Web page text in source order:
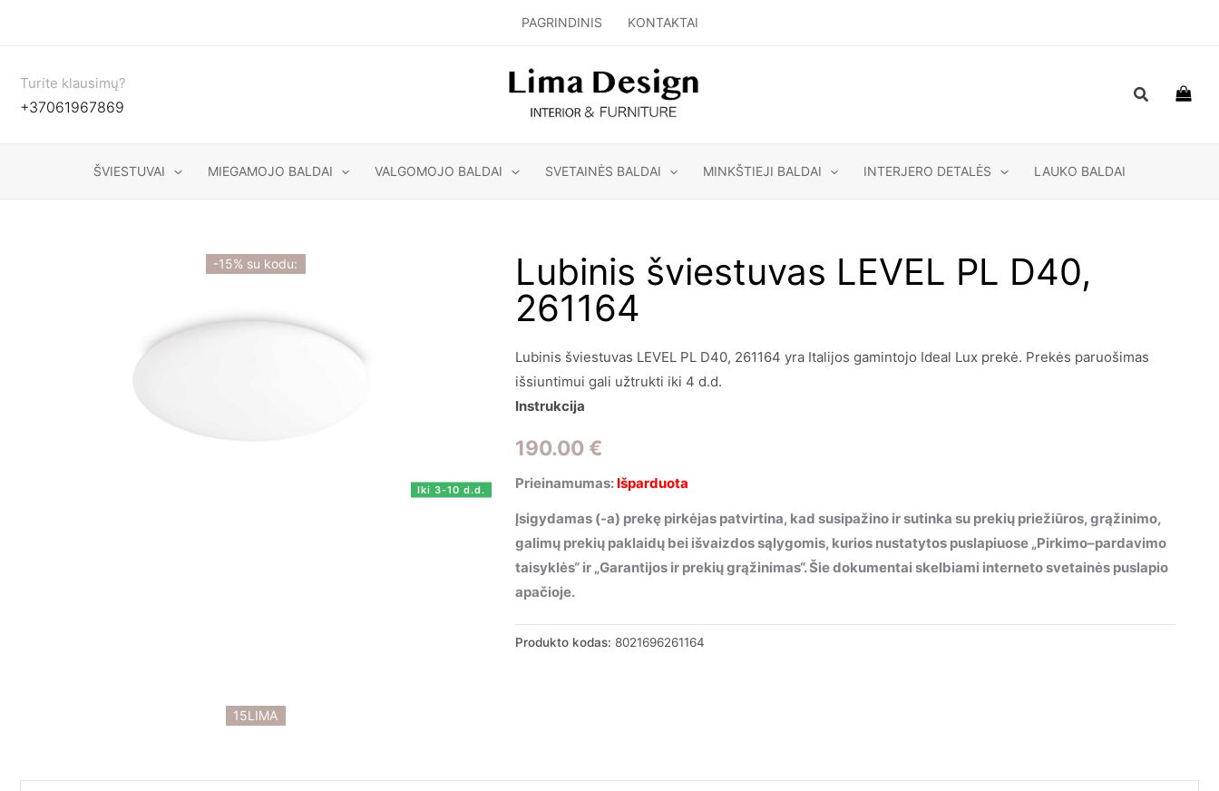
PAGRINDINIS KONTAKTAI
Turite klausimų?
+37061967869
Paieška
ŠVIESTUVAI MIEGAMOJO BALDAI VALGOMOJO BALDAI SVETAINĖS BALDAI MINKŠTIEJI BALDAI INTERJERO DETALĖS LAUKO BALDAI
15LIMA
-15% su kodu:
Iki 3-10 d.d.
Lubinis šviestuvas LEVEL PL D40,
261164
Lubinis šviestuvas LEVEL PL D40, 261164 yra Italijos gamintojo Ideal Lux prekė. Prekės paruošimas
išsiuntimui gali užtrukti iki 4 d.d.
Instrukcija
190.00 €
Prieinamumas: Išparduota
Įsigydamas (-a) prekę pirkėjas patvirtina, kad susipažino ir sutinka su prekių priežiūros, grąžinimo,
galimų prekių paklaidų bei išvaizdos sąlygomis, kurios nustatytos puslapiuose „Pirkimo–pardavimo
taisyklės“ ir „Garantijos ir prekių grąžinimas“. Šie dokumentai skelbiami interneto svetainės puslapio
apačioje.
Produkto kodas: 8021696261164